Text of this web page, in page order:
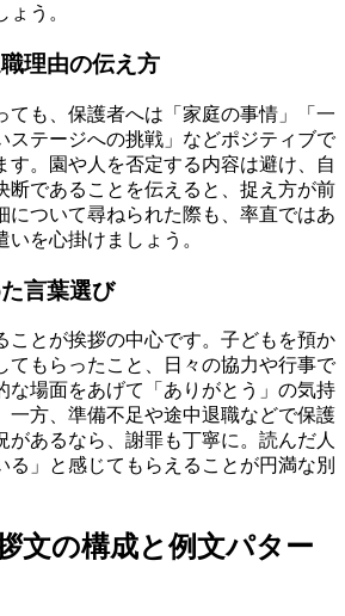
う。
理由の伝え方
ても、保護者へは「家庭の事情」「一
ステージへの挑戦」などポジティブで
す。園や人を否定する内容は避け、自
断であることを伝えると、捉え方が前
について尋ねられた際も、率直ではあ
を心掛けましょう。
言葉選び
ことが挨拶の中心です。子どもを預か
てもらったこと、日々の協力や行事で
な場面をあげて「ありがとう」の気持
一方、準備不足や途中退職などで保護
があるなら、謝罪も丁寧に。読んだ人
る」と感じてもらえることが円満な別
文の構成と例文パター